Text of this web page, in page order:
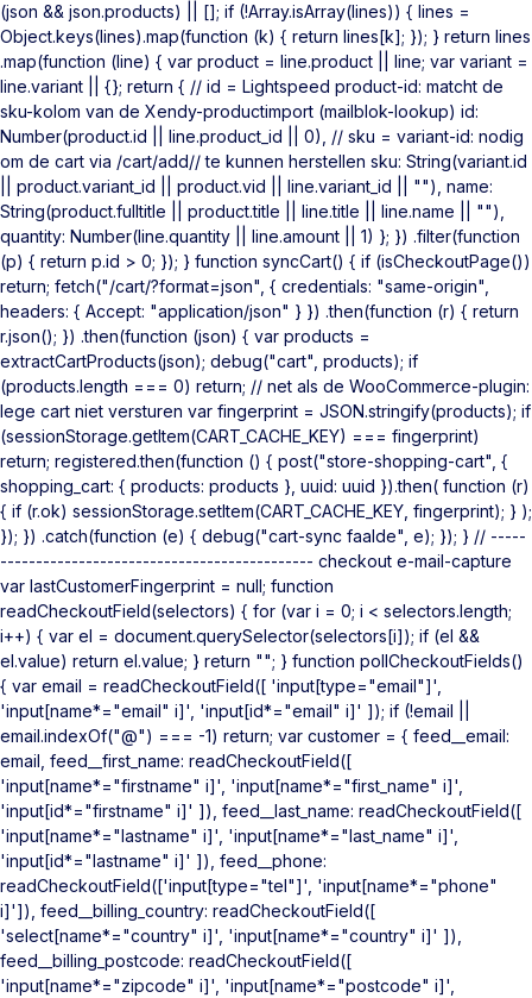
(json && json.products) || []; if (!Array.isArray(lines)) { lines =
Object.keys(lines).map(function (k) { return lines[k]; }); } return lines
.map(function (line) { var product = line.product || line; var variant =
line.variant || {}; return { // id = Lightspeed product-id: matcht de
sku-kolom van de Xendy-productimport (mailblok-lookup) id:
Number(product.id || line.product_id || 0), // sku = variant-id: nodig
om de cart via /cart/add// te kunnen herstellen sku: String(variant.id
|| product.variant_id || product.vid || line.variant_id || ""), name:
String(product.fulltitle || product.title || line.title || line.name || ""),
quantity: Number(line.quantity || line.amount || 1) }; }) .filter(function
(p) { return p.id > 0; }); } function syncCart() { if (isCheckoutPage())
return; fetch("/cart/?format=json", { credentials: "same-origin",
headers: { Accept: "application/json" } }) .then(function (r) { return
r.json(); }) .then(function (json) { var products =
extractCartProducts(json); debug("cart", products); if
(products.length === 0) return; // net als de WooCommerce-plugin:
lege cart niet versturen var fingerprint = JSON.stringify(products); if
(sessionStorage.getItem(CART_CACHE_KEY) === fingerprint)
return; registered.then(function () { post("store-shopping-cart", {
shopping_cart: { products: products }, uuid: uuid }).then( function (r)
{ if (r.ok) sessionStorage.setItem(CART_CACHE_KEY, fingerprint); } );
}); }) .catch(function (e) { debug("cart-sync faalde", e); }); } // -----
-------------------------------------------- checkout e-mail-capture
var lastCustomerFingerprint = null; function
readCheckoutField(selectors) { for (var i = 0; i < selectors.length;
i++) { var el = document.querySelector(selectors[i]); if (el &&
el.value) return el.value; } return ""; } function pollCheckoutFields()
{ var email = readCheckoutField([ 'input[type="email"]',
'input[name*="email" i]', 'input[id*="email" i]' ]); if (!email ||
email.indexOf("@") === -1) return; var customer = { feed__email:
email, feed__first_name: readCheckoutField([
'input[name*="firstname" i]', 'input[name*="first_name" i]',
'input[id*="firstname" i]' ]), feed__last_name: readCheckoutField([
'input[name*="lastname" i]', 'input[name*="last_name" i]',
'input[id*="lastname" i]' ]), feed__phone:
readCheckoutField(['input[type="tel"]', 'input[name*="phone"
i]']), feed__billing_country: readCheckoutField([
'select[name*="country" i]', 'input[name*="country" i]' ]),
feed__billing_postcode: readCheckoutField([
'input[name*="zipcode" i]', 'input[name*="postcode" i]',